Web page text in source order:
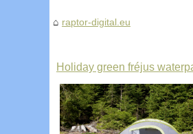
raptor-digital.eu
Holiday green fréjus